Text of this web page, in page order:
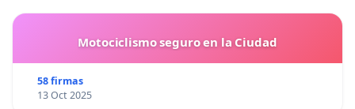
Motociclismo seguro en la Ciudad
58 firmas
13 Oct 2025